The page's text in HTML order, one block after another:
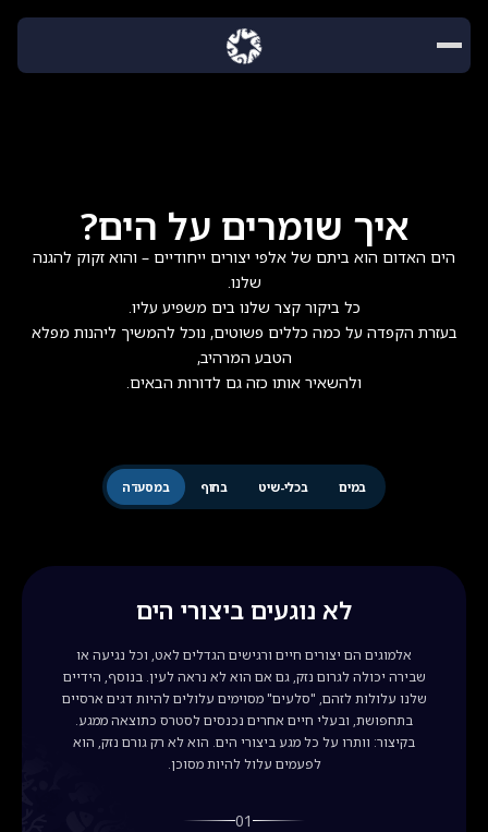
איך שומרים על הים?
הים האדום הוא ביתם של אלפי יצורים ייחודיים – והוא זקוק להגנה
בעזרת הקפדה על כמה כללים פשוטים, נוכל להמשיך ליהנות מפלא
ולהשאיר אותו כזה גם לדורות הבאים.
במים בכלי-שיט בחוף במסעדה
לא נוגעים ביצורי הים
אלמוגים הם יצורים חיים ורגישים הגדלים לאט, וכל נגיעה או
שבירה יכולה לגרום נזק, גם אם הוא לא נראה לעין. בנוסף, הידיים
שלנו עלולות לזהם, "סלעים" מסוימים עלולים להיות דגים ארסיים
בתחפושת, ובעלי חיים אחרים נכנסים לסטרס כתוצאה ממגע.
בקיצור: וותרו על כל מגע ביצורי הים. הוא לא רק גורם נזק, הוא
לפעמים עלול להיות מסוכן.
01